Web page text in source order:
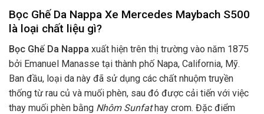
Bọc Ghế Da Nappa Xe Mercedes Maybach S500
là loại chất liệu gì?
Bọc Ghế Da Nappa xuất hiện trên thị trường vào năm 1875
bởi Emanuel Manasse tại thành phố Napa, California, Mỹ.
Ban đầu, loại da này đã sử dụng các chất nhuộm truyền
thống từ rau củ và muối phèn, sau đó được cải tiến với việc
thay muối phèn bằng Nhôm Sunfathay crom. Đặc điểm